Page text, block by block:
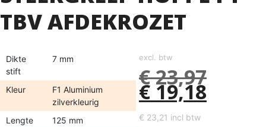
TBV AFDEKROZET
Dikte
stift
7 mm
Kleur
F1 Aluminium
zilverkleurig
Lengte
125 mm
excl. btw
€23,97
€ 19,18
€ 23,21 incl btw